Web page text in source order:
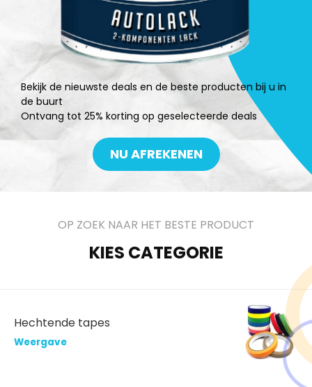
Bekijk de nieuwste deals en de beste producten bij u in
de buurt
Ontvang tot 25% korting op geselecteerde deals
NU AFREKENEN
OP ZOEK NAAR HET BESTE PRODUCT
KIES CATEGORIE
Hechtende tapes
Weergave